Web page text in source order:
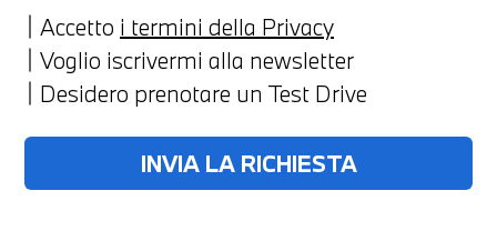
Accetto i termini della Privacy
Voglio iscrivermi alla newsletter
Desidero prenotare un Test Drive